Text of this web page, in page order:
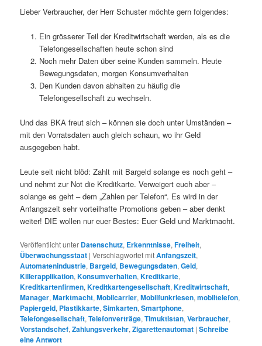
Lieber Verbraucher, der Herr Schuster möchte gern folgendes:
Ein grösserer Teil der Kreditwirtschaft werden, als es die
Telefongesellschaften heute schon sind
Noch mehr Daten über seine Kunden sammeln. Heute
Bewegungsdaten, morgen Konsumverhalten
Den Kunden davon abhalten zu häufig die
Telefongesellschaft zu wechseln.
Und das BKA freut sich – können sie doch unter Umständen –
mit den Vorratsdaten auch gleich schaun, wo ihr Geld
ausgegeben habt.
Leute seit nicht blöd: Zahlt mit Bargeld solange es noch geht –
und nehmt zur Not die Kreditkarte. Verweigert euch aber –
solange es geht – dem „Zahlen per Telefon“. Es wird in der
Anfangszeit sehr vorteilhafte Promotions geben – aber denkt
weiter! DIE wollen nur euer Bestes: Euer Geld und Marktmacht.
Veröffentlicht unter Datenschutz, Erkenntnisse,Freiheit,
Überwachungsstaat |Verschlagwortet mitAnfangszeit,
Automatenindustrie, Bargeld, Bewegungsdaten,Geld,
Killerapplikation,Konsumverhalten,Kreditkarte,
Kreditkartenfirmen,Kreditkartengesellschaft,Kreditwirtschaft,
Manager,Marktmacht,Mobilcarrier,Mobilfunkriesen,mobiltelefon,
Papiergeld, Plastikkarte,Simkarten,Smartphone,
Telefongesellschaft,Telefonverträge,Timuktistan,Verbraucher,
Vorstandschef,Zahlungsverkehr,Zigarettenautomat |Schreibe
eine Antwort